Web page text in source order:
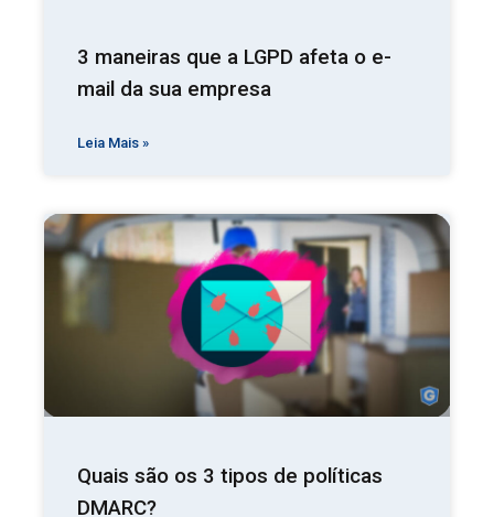
3 maneiras que a LGPD afeta o e-
mail da sua empresa
Leia Mais »
Quais são os 3 tipos de políticas
DMARC?